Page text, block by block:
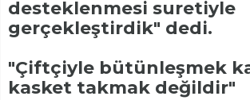
desteklenmesi suretiyle
gerçekleştirdik" dedi.
"Çiftçiyle bütünleşmek
kasket takmak değildir"